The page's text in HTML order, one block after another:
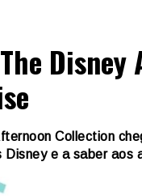
Collection
Disney e a saber aos